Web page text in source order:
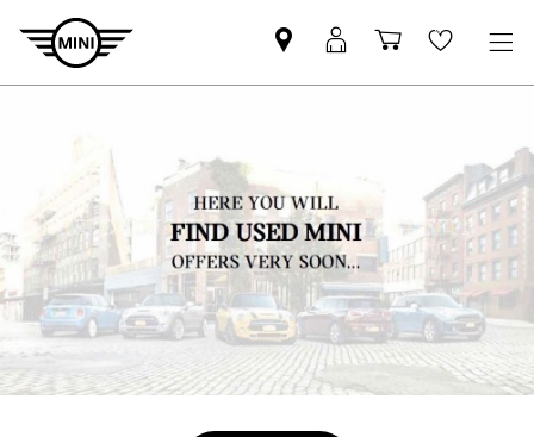
Pronađite
MINI
MyMini
prijava
KošaricaWishlist